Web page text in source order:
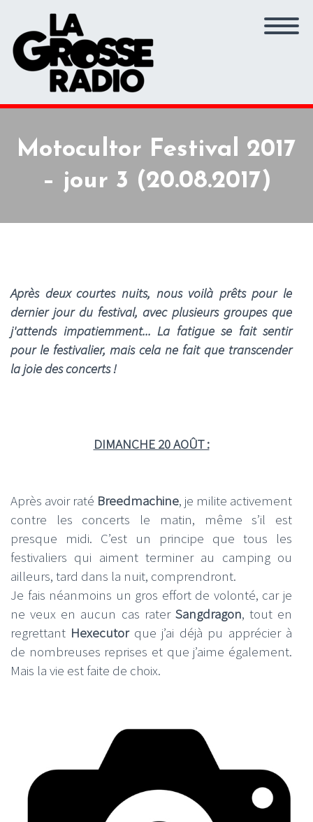
Motocultor Festival 2017
– jour 3 (20.08.2017)
Après deux courtes nuits, nous voilà prêts pour le
dernier jour du festival, avec plusieurs groupes que
j'attends impatiemment... La fatigue se fait sentir
pour le festivalier, mais cela ne fait que transcender
la joie des concerts !
DIMANCHE 20 AOÛT :
Après avoir raté Breedmachine, je milite activement
contre les concerts le matin, même s’il est
presque midi. C’est un principe que tous les
festivaliers qui aiment terminer au camping ou
ailleurs, tard dans la nuit, comprendront.
Je fais néanmoins un gros effort de volonté, car je
ne veux en aucun cas raterSangdragon, tout en
regrettant Hexecutorque j’ai déjà pu apprécier à
de nombreuses reprises et que j’aime également.
Mais la vie est faite de choix.